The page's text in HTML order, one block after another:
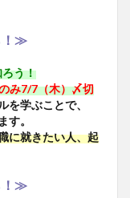
！ ≫
う！
7/7（木）〆切
を学ぶことで、
す。
に就きたい人、起
！≫